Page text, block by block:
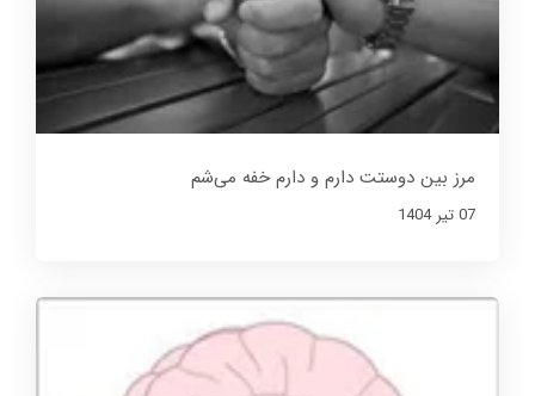
مرز بین دوستت دارم و دارم خفه می‌شم
07 تير 1404